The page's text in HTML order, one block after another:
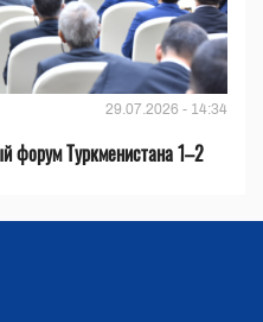
29.07.2026 - 14:34
форум Туркменистана 1–2